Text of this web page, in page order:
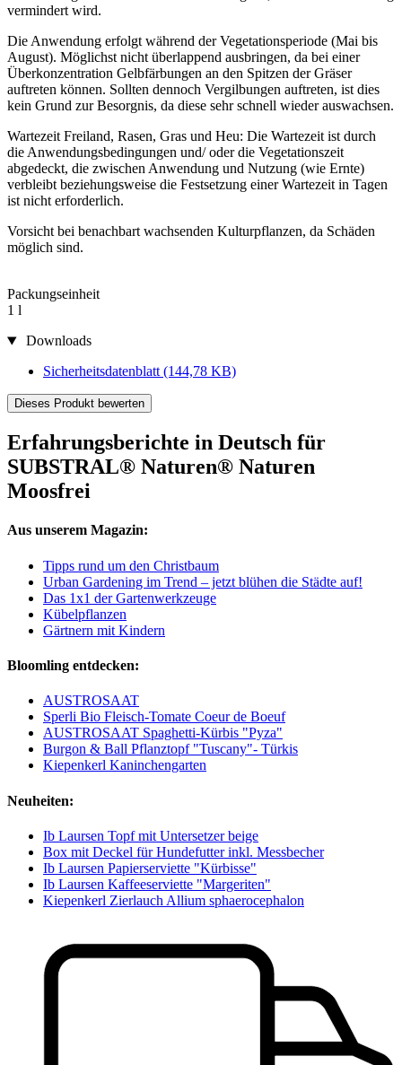
vermindert wird.
Die Anwendung erfolgt während der Vegetationsperiode (Mai bis
August). Möglichst nicht überlappend ausbringen, da bei einer
Überkonzentration Gelbfärbungen an den Spitzen der Gräser
auftreten können. Sollten dennoch Vergilbungen auftreten, ist dies
kein Grund zur Besorgnis, da diese sehr schnell wieder auswachsen.
Wartezeit Freiland, Rasen, Gras und Heu: Die Wartezeit ist durch
die Anwendungsbedingungen und/ oder die Vegetationszeit
abgedeckt, die zwischen Anwendung und Nutzung (wie Ernte)
verbleibt beziehungsweise die Festsetzung einer Wartezeit in Tagen
ist nicht erforderlich.
Vorsicht bei benachbart wachsenden Kulturpflanzen, da Schäden
möglich sind.
Packungseinheit
1 l
Downloads
Sicherheitsdatenblatt (144,78 KB)
Dieses Produkt bewerten
Erfahrungsberichte in Deutsch für
SUBSTRAL® Naturen® Naturen
Moosfrei
Aus unserem Magazin:
Tipps rund um den Christbaum
Urban Gardening im Trend – jetzt blühen die Städte auf!
Das 1x1 der Gartenwerkzeuge
Kübelpflanzen
Gärtnern mit Kindern
Bloomling entdecken:
AUSTROSAAT
Sperli Bio Fleisch-Tomate Coeur de Boeuf
AUSTROSAAT Spaghetti-Kürbis "Pyza"
Burgon & Ball Pflanztopf "Tuscany"- Türkis
Kiepenkerl Kaninchengarten
Neuheiten:
Ib Laursen Topf mit Untersetzer beige
Box mit Deckel für Hundefutter inkl. Messbecher
Ib Laursen Papierserviette "Kürbisse"
Ib Laursen Kaffeeserviette "Margeriten"
Kiepenkerl Zierlauch Allium sphaerocephalon